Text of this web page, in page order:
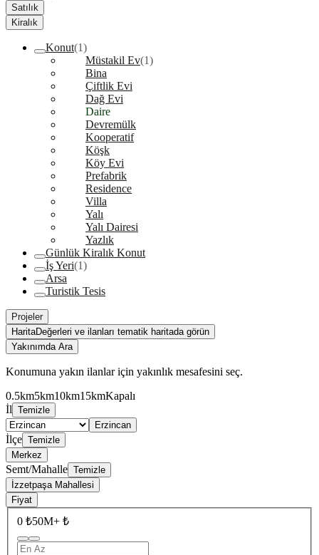
Satılık
Kiralık
Konut(1)
Müstakil Ev(1)
Bina
Çiftlik Evi
Dağ Evi
Daire
Devremülk
Kooperatif
Köşk
Köy Evi
Prefabrik
Residence
Villa
Yalı
Yalı Dairesi
Yazlık
Günlük Kiralık Konut
İş Yeri(1)
Arsa
Turistik Tesis
Projeler
HaritaDeğerleri ve ilanları tematik haritada görün
Yakınımda Ara
Konumuna yakın ilanlar için yakınlık mesafesini seç.
0.5km5km10km15kmKapalı
İl Temizle
Erzincan
İlçe Temizle
Merkez
Semt/Mahalle Temizle
İzzetpaşa Mahallesi
Fiyat
0 ₺50M+ ₺